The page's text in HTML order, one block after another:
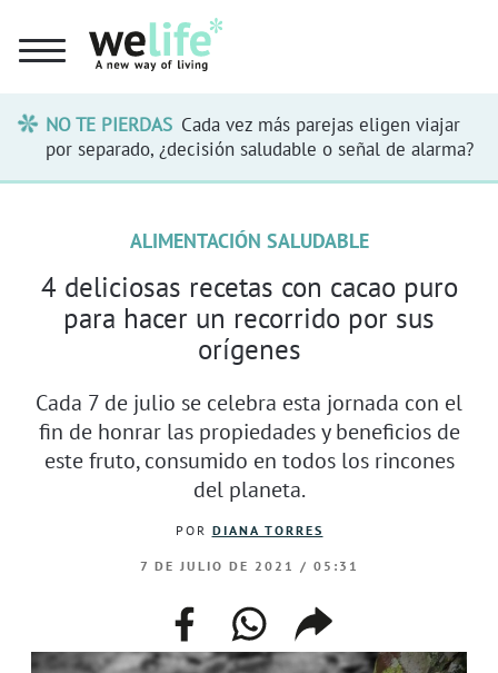
NO TE PIERDAS Cada vez más parejas eligen viajar
por separado, ¿decisión saludable o señal de alarma?
ALIMENTACIÓN SALUDABLE
4 deliciosas recetas con cacao puro
para hacer un recorrido por sus
orígenes
Cada 7 de julio se celebra esta jornada con el
fin de honrar las propiedades y beneficios de
este fruto, consumido en todos los rincones
del planeta.
POR DIANA TORRES
7 DE JULIO DE 2021 / 05:31
facebookwhatsappcompartir
enlace